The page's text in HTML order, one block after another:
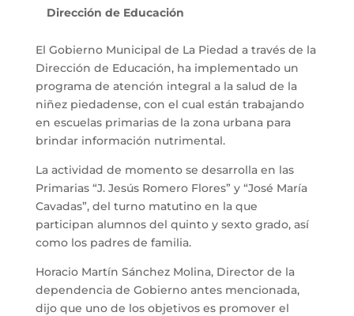
Dirección de Educación
El Gobierno Municipal de La Piedad a través de la
Dirección de Educación, ha implementado un
programa de atención integral a la salud de la
niñez piedadense, con el cual están trabajando
en escuelas primarias de la zona urbana para
brindar información nutrimental.
La actividad de momento se desarrolla en las
Primarias “J. Jesús Romero Flores” y “José María
Cavadas”, del turno matutino en la que
participan alumnos del quinto y sexto grado, así
como los padres de familia.
Horacio Martín Sánchez Molina, Director de la
dependencia de Gobierno antes mencionada,
dijo que uno de los objetivos es promover el